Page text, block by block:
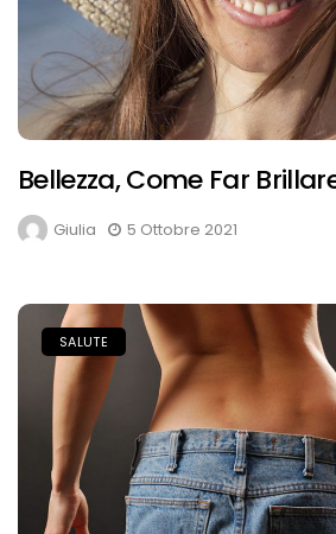
Bellezza, Come Far
Giulia 5 Ottobre 2021
SALUTE